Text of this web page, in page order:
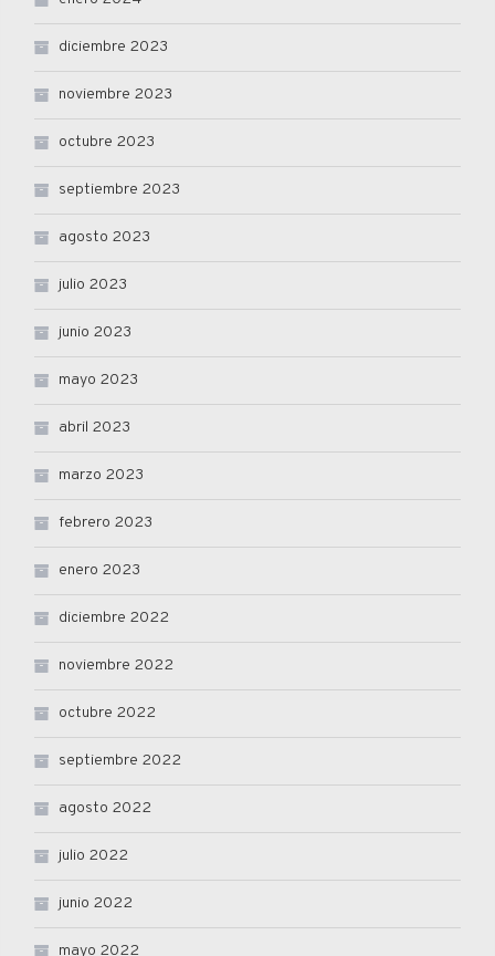
diciembre 2023
noviembre 2023
octubre 2023
septiembre 2023
agosto 2023
julio 2023
junio 2023
mayo 2023
abril 2023
marzo 2023
febrero 2023
enero 2023
diciembre 2022
noviembre 2022
octubre 2022
septiembre 2022
agosto 2022
julio 2022
junio 2022
mayo 2022